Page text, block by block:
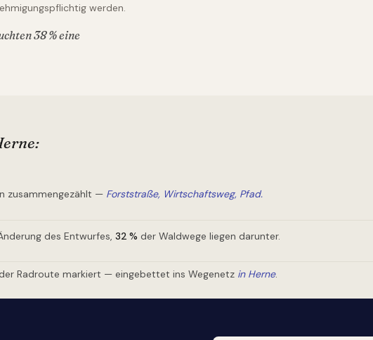
werden.
38%eine
:
zusammengezählt — Forststraße, Wirtschaftsweg, Pfad.
des Entwurfes, 32 % der Waldwege liegen darunter.
Radroute markiert — eingebettet ins Wegenetz in Herne.